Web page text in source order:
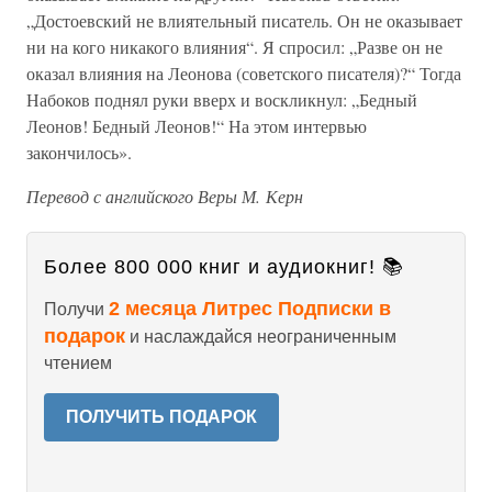
„Достоевский не влиятельный писатель. Он не оказывает
ни на кого никакого влияния“. Я спросил: „Разве он не
оказал влияния на Леонова (советского писателя)?“ Тогда
Набоков поднял руки вверх и воскликнул: „Бедный
Леонов! Бедный Леонов!“ На этом интервью
закончилось».
Перевод с английского Веры М. Керн
Более 800 000 книг и аудиокниг! 📚
Получи 2 месяца Литрес Подписки в
подарок и наслаждайся неограниченным
чтением
ПОЛУЧИТЬ ПОДАРОК